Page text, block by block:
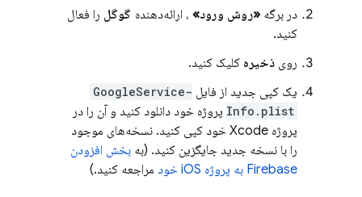
در برگه «روش ورود» ، ارائه‌دهنده گوگل را فعال
کنید.
روی ذخیره کلیک کنید.
یک کپی جدید از فایل GoogleService-
Info.plist پروژه خود دانلود کنید و آن را در
پروژه Xcode خود کپی کنید. نسخه‌های موجود
را با نسخه جدید جایگزین کنید. (به بخش افزودن
Firebase به پروژه iOS خود
مراجعه کنید.)